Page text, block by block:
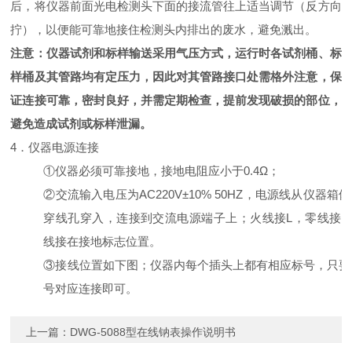
后，将仪器前面光电检测头下面的接流管往上适当调节（反方向
拧），以便能可靠地接住检测头内排出的废水，避免溅出。
注意：仪器试剂和标样输送采用气压方式，运行时各试剂桶、标
样桶及其管路均有定压力，因此对其管路接口处需格外注意，保
证连接可靠，密封良好，并需定期检查，提前发现破损的部位，
避免造成试剂或标样泄漏。
4．仪器电源连接
①仪器必须可靠接地，接地电阻应小于0.4Ω ；
②交流输入电压为AC220V±10% 50HZ，电源线从仪器箱
穿线孔穿入，连接到交流电源端子上；火线接L，零线接
线接在接地标志位置。
③接线位置如下图；仪器内每个插头上都有相应标号，只
号对应连接即可。
上一篇： DWG-5088型在线钠表操作说明书